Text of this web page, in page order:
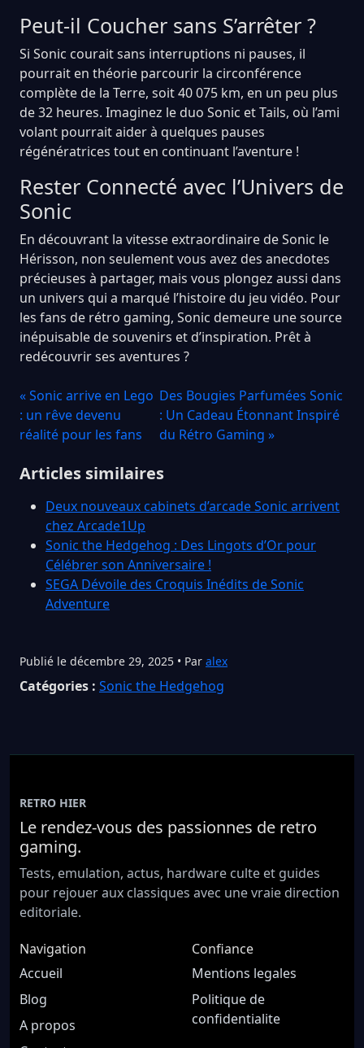
Peut-il Coucher sans S’arrêter ?
Si Sonic courait sans interruptions ni pauses, il
pourrait en théorie parcourir la circonférence
complète de la Terre, soit 40 075 km, en un peu plus
de 32 heures. Imaginez le duo Sonic et Tails, où l’ami
volant pourrait aider à quelques pauses
régénératrices tout en continuant l’aventure !
Rester Connecté avec l’Univers de
Sonic
En découvrant la vitesse extraordinaire de Sonic le
Hérisson, non seulement vous avez des anecdotes
précieuses à partager, mais vous plongez aussi dans
un univers qui a marqué l’histoire du jeu vidéo. Pour
les fans de rétro gaming, Sonic demeure une source
inépuisable de souvenirs et d’inspiration. Prêt à
redécouvrir ses aventures ?
« Sonic arrive en Lego
: un rêve devenu
réalité pour les fans
Des Bougies Parfumées Sonic
: Un Cadeau Étonnant Inspiré
du Rétro Gaming »
Articles similaires
Deux nouveaux cabinets d’arcade Sonic arrivent
chez Arcade1Up
Sonic the Hedgehog : Des Lingots d’Or pour
Célébrer son Anniversaire !
SEGA Dévoile des Croquis Inédits de Sonic
Adventure
Publié le décembre 29, 2025 • Par alex
Catégories : Sonic the Hedgehog
RETRO HIER
Le rendez-vous des passionnes de retro
gaming.
Tests, emulation, actus, hardware culte et guides
pour rejouer aux classiques avec une vraie direction
editoriale.
Navigation
Accueil
Blog
A propos
Confiance
Mentions legales
Politique de
confidentialite